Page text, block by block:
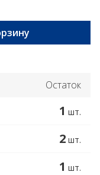
Остаток
1 шт.
2 шт.
1 шт.